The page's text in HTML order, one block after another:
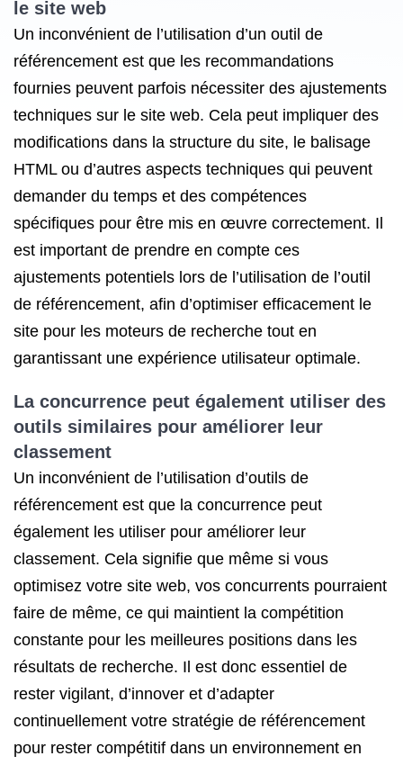
le site web
Un inconvénient de l’utilisation d’un outil de
référencement est que les recommandations
fournies peuvent parfois nécessiter des ajustements
techniques sur le site web. Cela peut impliquer des
modifications dans la structure du site, le balisage
HTML ou d’autres aspects techniques qui peuvent
demander du temps et des compétences
spécifiques pour être mis en œuvre correctement. Il
est important de prendre en compte ces
ajustements potentiels lors de l’utilisation de l’outil
de référencement, afin d’optimiser efficacement le
site pour les moteurs de recherche tout en
garantissant une expérience utilisateur optimale.
La concurrence peut également utiliser des
outils similaires pour améliorer leur
classement
Un inconvénient de l’utilisation d’outils de
référencement est que la concurrence peut
également les utiliser pour améliorer leur
classement. Cela signifie que même si vous
optimisez votre site web, vos concurrents pourraient
faire de même, ce qui maintient la compétition
constante pour les meilleures positions dans les
résultats de recherche. Il est donc essentiel de
rester vigilant, d’innover et d’adapter
continuellement votre stratégie de référencement
pour rester compétitif dans un environnement en